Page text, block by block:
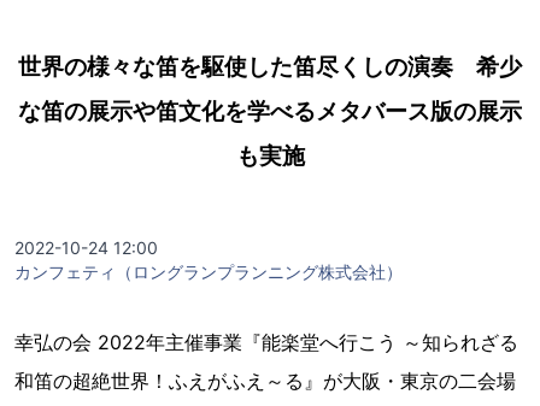
世界の様々な笛を駆使した笛尽くしの演奏 希少
な笛の展示や笛文化を学べるメタバース版の展示
も実施
2022-10-24 12:00
カンフェティ（ロングランプランニング株式会社）
幸弘の会 2022年主催事業『能楽堂へ行こう ～知られざる
和笛の超絶世界！ふえがふえ～る』が大阪・東京の二会場